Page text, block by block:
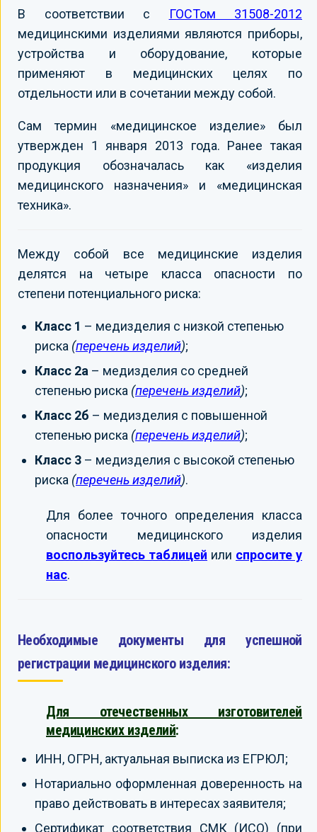
В соответствии с
ГОСТом 31508-2012
медицинскими изделиями являются приборы,
устройства и оборудование, которые
применяют в медицинских целях по
отдельности или в сочетании между собой.
Сам термин «медицинское изделие» был
утвержден 1 января 2013 года. Ранее такая
продукция обозначалась как «изделия
медицинского назначения» и «медицинская
техника».
Между собой все медицинские изделия
делятся на четыре класса опасности по
степени потенциального риска:
Класс 1 – медизделия с низкой степенью
риска (перечень изделий);
Класс 2а – медизделия со средней
степенью риска (перечень изделий);
Класс 2б – медизделия с повышенной
степенью риска (перечень изделий);
Класс 3 – медизделия с высокой степенью
риска (перечень изделий).
Для более точного определения класса
опасности медицинского изделия
воспользуйтесь таблицей или спросите у
нас.
Необходимые документы для успешной
регистрации медицинского изделия:
Для отечественных изготовителей
медицинских изделий:
ИНН, ОГРН, актуальная выписка из ЕГРЮЛ;
Нотариально оформленная доверенность на
право действовать в интересах заявителя;
Сертификат соответствия СМК (ИСО) (при